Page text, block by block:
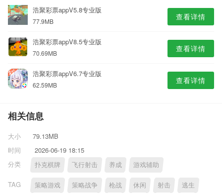
浩聚彩票appV5.8专业版
77.9MB 查看详情
浩聚彩票appV8.5专业版
70.69MB 查看详情
浩聚彩票appV6.7专业版
62.59MB 查看详情
相关信息
大小
79.13MB
时间
2026-06-19 18:15
分类
扑克棋牌 飞行射击 养成 游戏辅助
TAG 策略游戏 策略战争 枪战 休闲 射击 逃生